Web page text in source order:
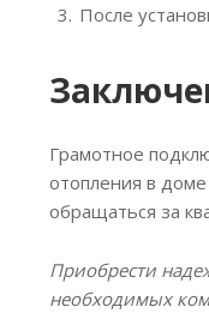
После
Грамотное
отопления в
обращаться за
Приобрести
необходимых